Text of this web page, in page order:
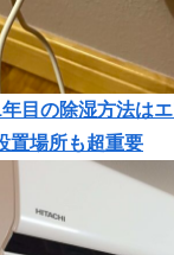
目の除湿方法は
置場所も超重要